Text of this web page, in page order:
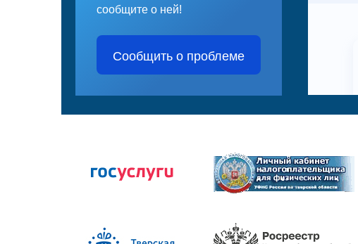
сообщите о ней!
Сообщить о проблеме